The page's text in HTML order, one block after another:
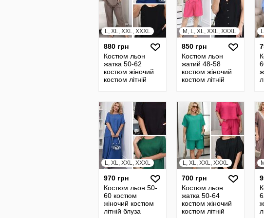
L, XL, XXL, XXXL
880 грн
Костюм льон
жатка 50-62
костюм жіночий
костюм літній
батал 7 85060
M, L, XL, XXL, XXXL
850 грн
Костюм льон
жатий 48-58
костюм жіночий
костюм літній
85108
L, XL, XXL, XXXL
970 грн
Костюм льон 50-
60 костюм
жіночий костюм
літній блуза
L, XL, XXL, XXXL
700 грн
Костюм льон
жатка 50-64
костюм жіночий
костюм літній